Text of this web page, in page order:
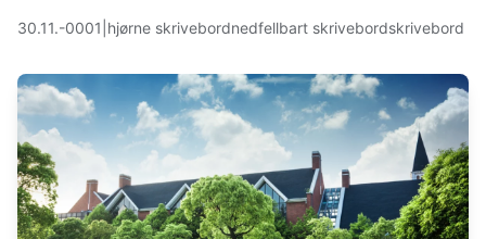
30.11.-0001 hjørne skrivebordnedfellbart skrivebordskrivebord